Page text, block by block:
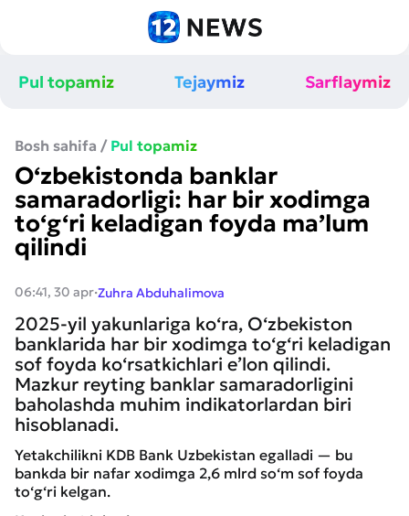
Pul topamiz Tejaymiz Sarflaymiz
Bosh sahifa / Pul topamiz
O‘zbekistonda banklar
samaradorligi: har bir xodimga
to‘g‘ri keladigan foyda ma’lum
qilindi
06:41, 30 apr·Zuhra Abduhalimova
2025-yil yakunlariga ko‘ra, O‘zbekiston
banklarida har bir xodimga to‘g‘ri keladigan
sof foyda ko‘rsatkichlari e’lon qilindi.
Mazkur reyting banklar samaradorligini
baholashda muhim indikatorlardan biri
hisoblanadi.
Yetakchilikni KDB Bank Uzbekistan egalladi — bu
bankda bir nafar xodimga 2,6 mlrd so‘m sof foyda
to‘g‘ri kelgan.